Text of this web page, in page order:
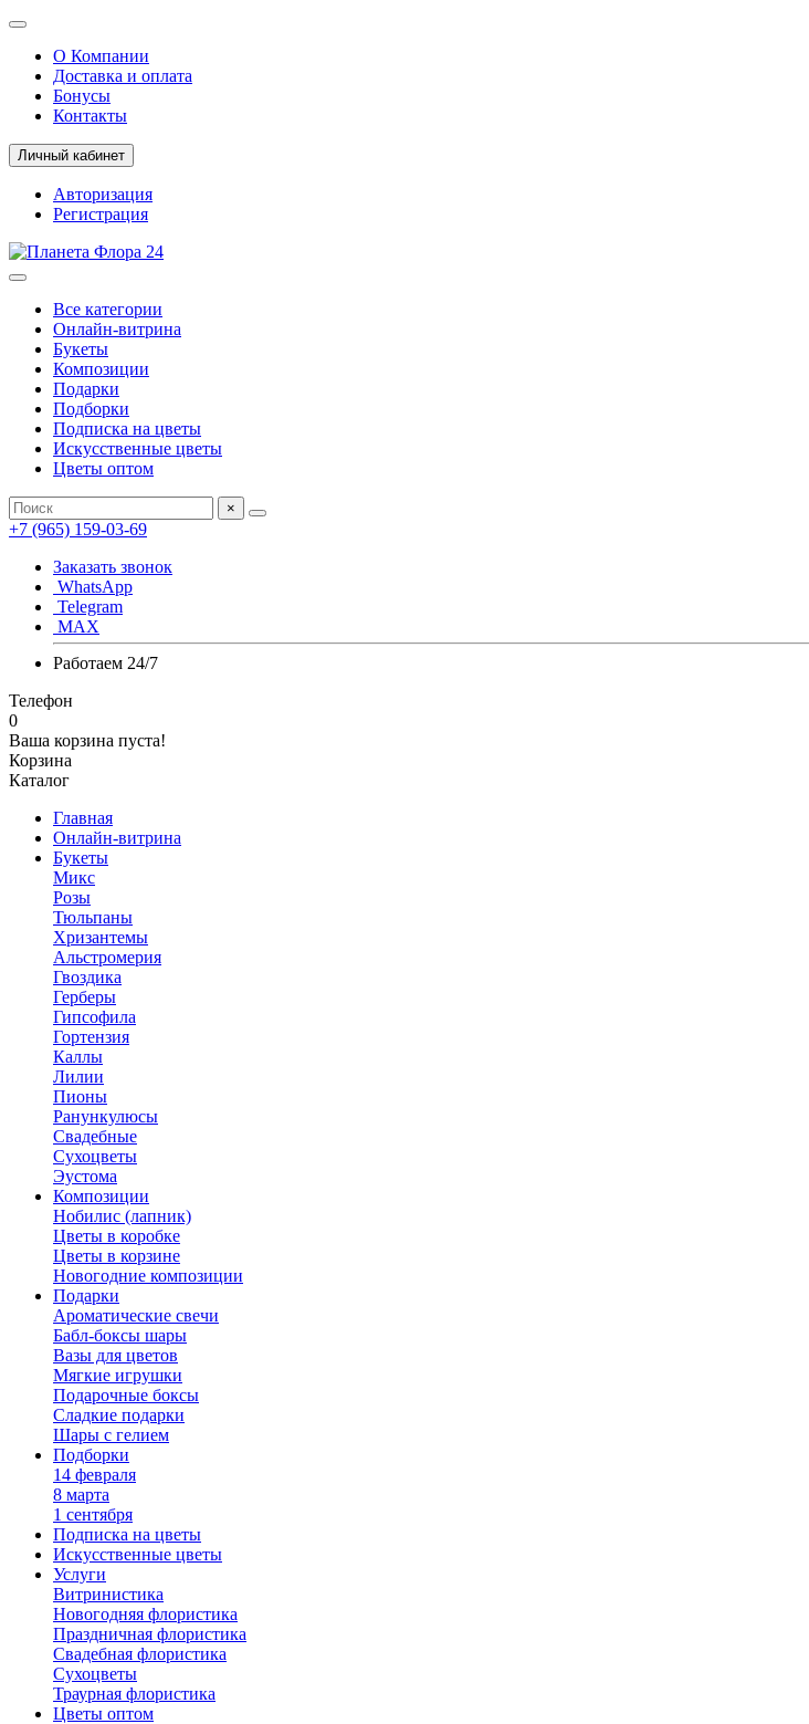
О Компании
Доставка и оплата
Бонусы
Контакты
Личный кабинет
Авторизация
Регистрация
Все категории
Онлайн-витрина
Букеты
Композиции
Подарки
Подборки
Подписка на цветы
Искусственные цветы
Цветы оптом
×
+7 (965) 159-03-69
Заказать звонок
WhatsApp
Telegram
MAX
Работаем 24/7
Телефон
0
Ваша корзина пуста!
Корзина
Каталог
Главная
Онлайн-витрина
Букеты
Микс
Розы
Тюльпаны
Хризантемы
Альстромерия
Гвоздика
Герберы
Гипсофила
Гортензия
Каллы
Лилии
Пионы
Ранункулюсы
Свадебные
Сухоцветы
Эустома
Композиции
Нобилис (лапник)
Цветы в коробке
Цветы в корзине
Новогодние композиции
Подарки
Ароматические свечи
Бабл-боксы шары
Вазы для цветов
Мягкие игрушки
Подарочные боксы
Сладкие подарки
Шары с гелием
Подборки
14 февраля
8 марта
1 сентября
Подписка на цветы
Искусственные цветы
Услуги
Витринистика
Новогодняя флористика
Праздничная флористика
Свадебная флористика
Сухоцветы
Траурная флористика
Цветы оптом